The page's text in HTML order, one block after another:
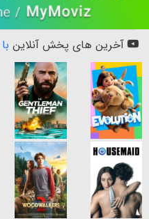
آخرین های پخش آنلاین